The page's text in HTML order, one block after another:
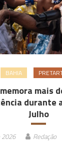
BAHIA
mais
durante
Julho
2026 Redação